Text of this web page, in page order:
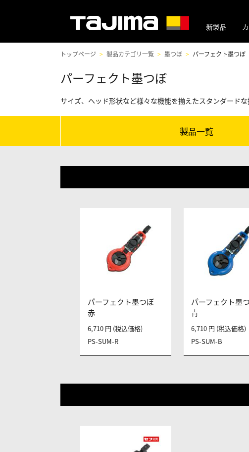
新製品
トップページ 製品カテゴリ一覧 墨つぼ パーフェクト墨つぼ
パーフェクト墨つぼ
サイズ、ヘッド形状など様々な機能を揃えたスタンダードな
製品一覧
パーフェクト墨つぼ
赤
PS-SUM-R
6,710 円 (税込価格)
パーフェクト墨
青
PS-SUM-B
6,710 円 (税込価格)